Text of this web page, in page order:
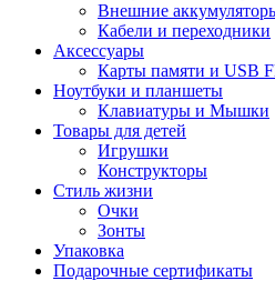
Внешние
Кабели и переходники
Аксессуары
Карты памяти и USB
Ноутбуки и планшеты
Клавиатуры и Мышки
Товары для детей
Игрушки
Конструкторы
Стиль жизни
Очки
Зонты
Упаковка
Подарочные сертификаты